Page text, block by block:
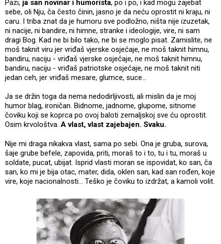
Pazi, ja san novinar i humorista, po i po, i kad mogu zajebat
sebe, oli Nju, ča često činin, jasno je da neću oprostit ni kraju, ni
caru. I triba znat da je humoru sve podložno, ništa nije izuzetak,
ni nacije, ni bandire, ni himne, stranke i ideologije, vire, ni sam
dragi Bog. Kad ne bi bilo tako, ne bi se moglo pisat. Zamislite, ne
moš taknit viru jer vriđaš vjerske osjećaje, ne moš taknit himnu,
bandiru, naciju - vriđaš vjerske osjećaje, ne moš taknit himnu,
bandiru, naciju - vriđaš patriotske osjećaje, ne moš taknit niti
jedan ceh, jer vriđaš mesare, glumce, suce...
Ja se držin toga da nema nedodirljivosti, ali mislin da je moj
humor blag, ironičan. Bidnome, jadnome, glupome, sitnome
čoviku koji se koprca po ovoj baloti zemaljskoj sve ću oprostit.
Osim krvološtva. A vlast, vlast zajebajen. Svaku.
Nije mi draga nikakva vlast, sama po sebi. Ona je gruba, surova,
šaje grube befele, zapovida, priti, moraš to i to, tu i tu, moraš u
soldate, pucat, ubijat. Isprid vlasti moran se ispovidat, ko san, ča
san, ko mi je bija otac, mater, dida, oklen san, kad san rođen, koje
vire, koje nacionalnosti... Teško je čoviku to izdržat, a kamoli volit.